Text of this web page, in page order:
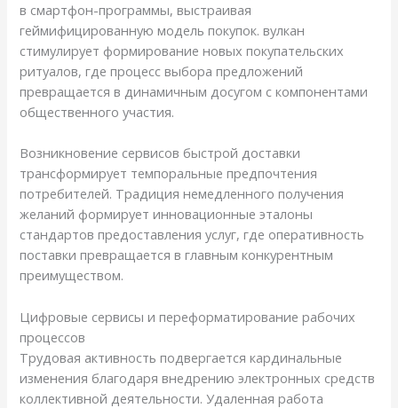
в смартфон-программы, выстраивая
геймифицированную модель покупок. вулкан
стимулирует формирование новых покупательских
ритуалов, где процесс выбора предложений
превращается в динамичным досугом с компонентами
общественного участия.
Возникновение сервисов быстрой доставки
трансформирует темпоральные предпочтения
потребителей. Традиция немедленного получения
желаний формирует инновационные эталоны
стандартов предоставления услуг, где оперативность
поставки превращается в главным конкурентным
преимуществом.
Цифровые сервисы и переформатирование рабочих
процессов
Трудовая активность подвергается кардинальные
изменения благодаря внедрению электронных средств
коллективной деятельности. Удаленная работа